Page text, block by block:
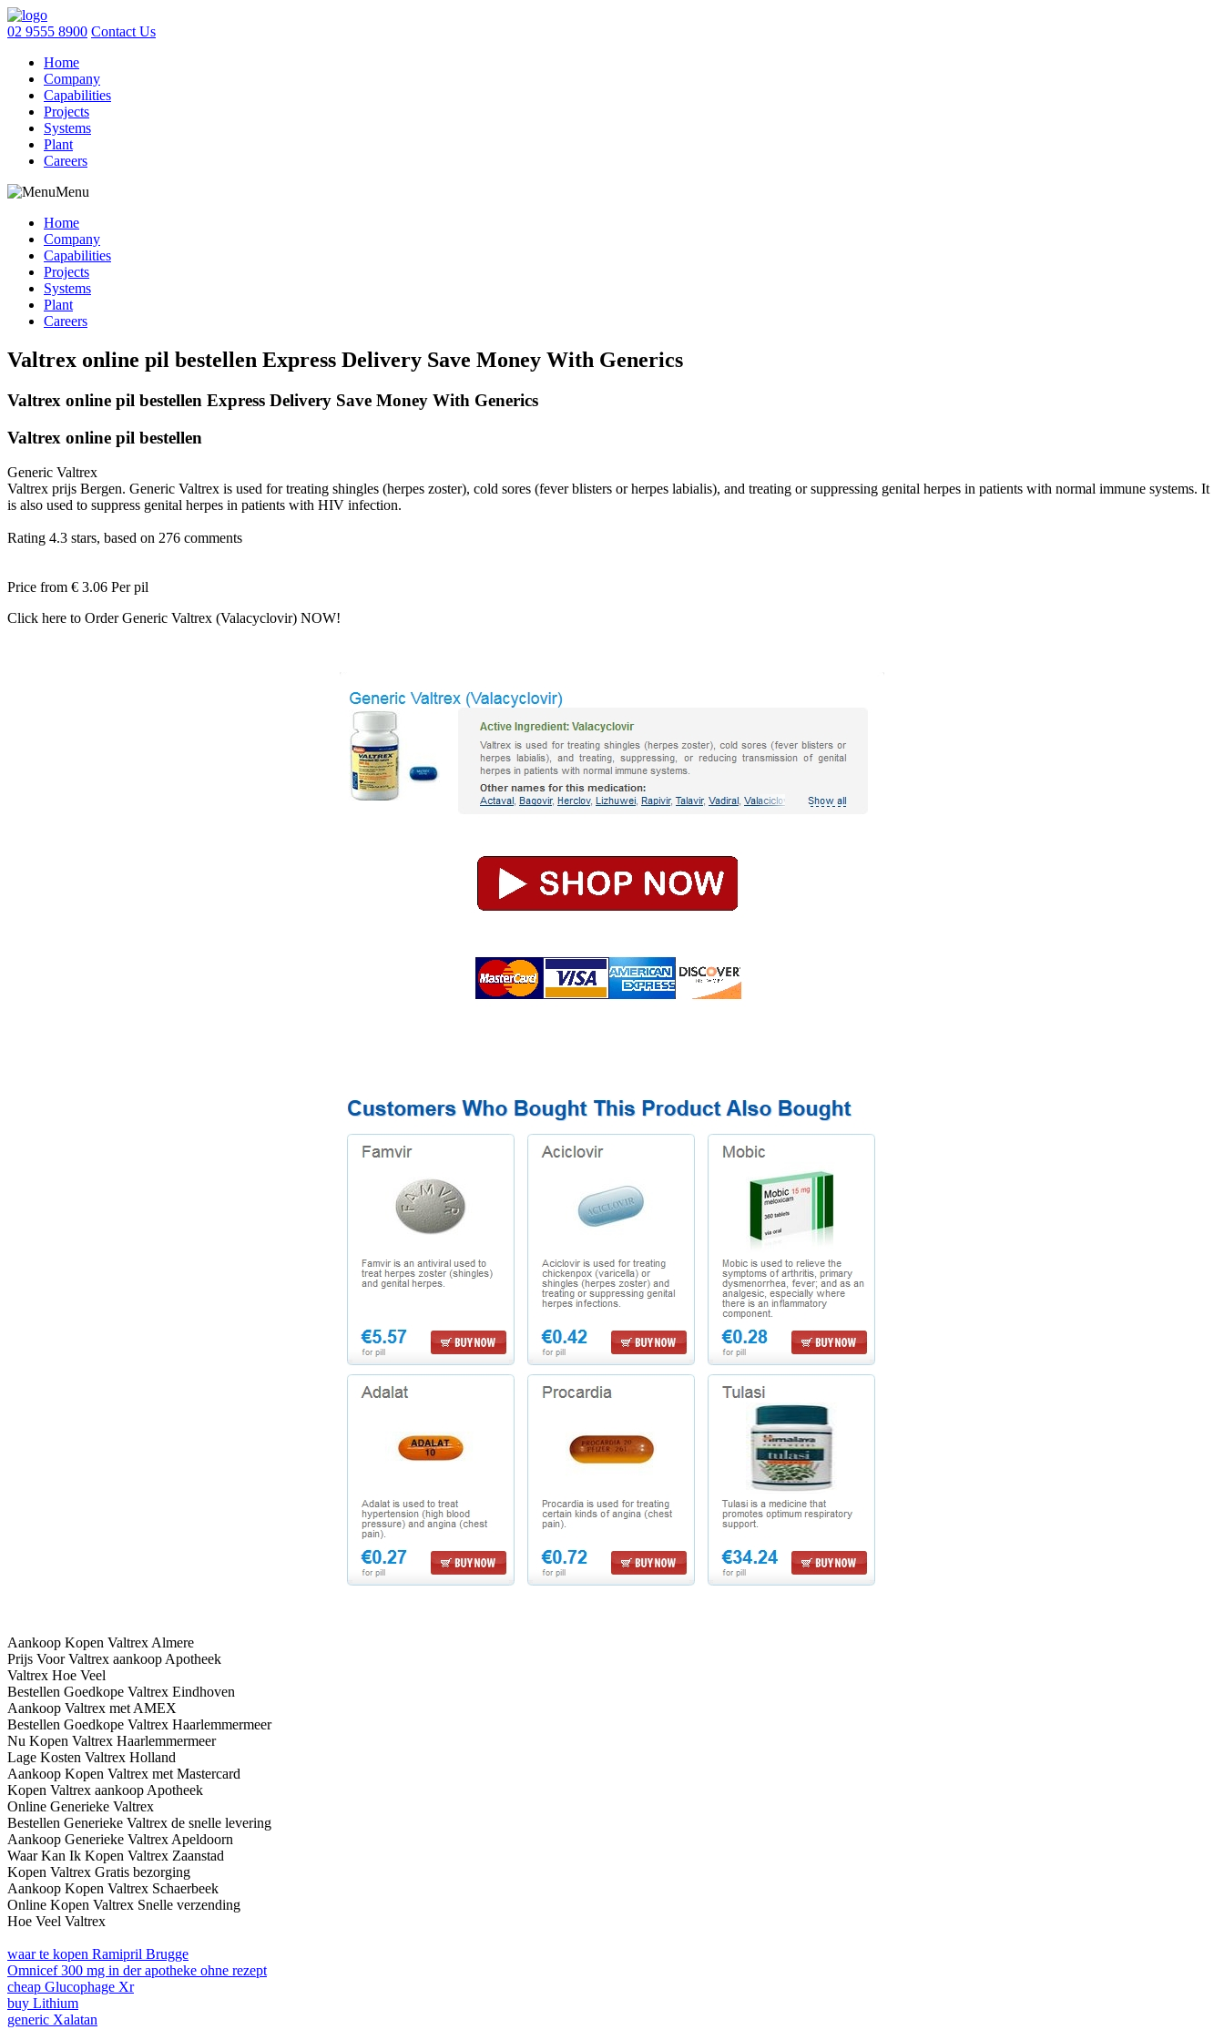
02 9555 8900 Contact Us
Home
Company
Capabilities
Projects
Systems
Plant
Careers
Menu
Home
Company
Capabilities
Projects
Systems
Plant
Careers
Valtrex online pil bestellen Express Delivery Save Money With Generics
Valtrex online pil bestellen Express Delivery Save Money With Generics
Valtrex online pil bestellen
Generic Valtrex
Valtrex prijs Bergen. Generic Valtrex is used for treating shingles (herpes zoster), cold sores (fever blisters or herpes labialis), and treating or suppressing genital herpes in patients with normal immune systems. It
is also used to suppress genital herpes in patients with HIV infection.
Rating 4.3 stars, based on 276 comments
Price from € 3.06 Per pil
Click here to Order Generic Valtrex (Valacyclovir) NOW!
Aankoop Kopen Valtrex Almere
Prijs Voor Valtrex aankoop Apotheek
Valtrex Hoe Veel
Bestellen Goedkope Valtrex Eindhoven
Aankoop Valtrex met AMEX
Bestellen Goedkope Valtrex Haarlemmermeer
Nu Kopen Valtrex Haarlemmermeer
Lage Kosten Valtrex Holland
Aankoop Kopen Valtrex met Mastercard
Kopen Valtrex aankoop Apotheek
Online Generieke Valtrex
Bestellen Generieke Valtrex de snelle levering
Aankoop Generieke Valtrex Apeldoorn
Waar Kan Ik Kopen Valtrex Zaanstad
Kopen Valtrex Gratis bezorging
Aankoop Kopen Valtrex Schaerbeek
Online Kopen Valtrex Snelle verzending
Hoe Veel Valtrex
waar te kopen Ramipril Brugge
Omnicef 300 mg in der apotheke ohne rezept
cheap Glucophage Xr
buy Lithium
generic Xalatan